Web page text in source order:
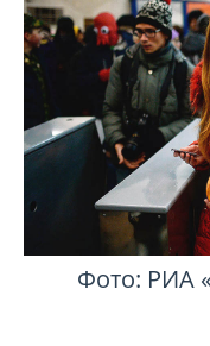
Фото: РИА